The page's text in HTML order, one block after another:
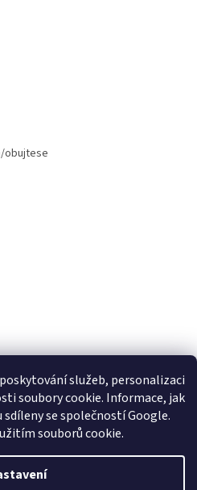
služeb, personalizaci
soubory cookie. Informace, jak
se společností Google.
souborů cookie.
obujtese